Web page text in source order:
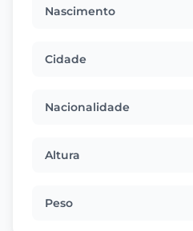
Nascimento
Cidade
Nacionalidade
Altura
Peso